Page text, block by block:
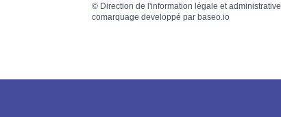
© Direction de l'information légale et administrative
comarquage developpé parbaseo.io